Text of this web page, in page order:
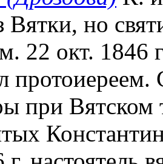
Вятки, но
22 окт. 1846
при Вятском